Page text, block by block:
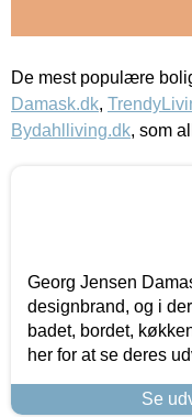
De mest populære
Damask.dk,
Bydahlliving.dk, som
Georg Jensen
designbrand, og i
badet, bordet,
her for at se deres
Se